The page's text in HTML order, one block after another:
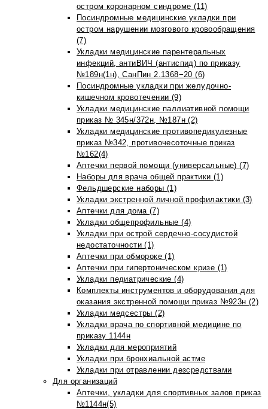
остром коронарном синдроме (11)
Посиндромные медицинские укладки при
остром нарушении мозгового кровообращения
(7)
Укладки медицинские парентеральных
инфекций, антиВИЧ (антиспид) по приказу
№189н(1н), СанПин 2.1368−20 (6)
Посиндромные укладки при желудочно-
кишечном кровотечении (9)
Укладки медицинские паллиативной помощи
приказ № 345н/372н, №187н (2)
Укладки медицинские противопедикулезные
приказ №342, противочесоточные приказ
№162(4)
Аптечки первой помощи (универсальные) (7)
Наборы для врача общей практики (1)
Фельдшерские наборы (1)
Укладки экстренной личной профилактики (3)
Аптечки для дома (7)
Укладки общепрофильные (4)
Укладки при острой сердечно-сосудистой
недостаточности (1)
Аптечки при обмороке (1)
Аптечки при гипертоническом кризе (1)
Укладки педиатрические (4)
Комплекты инструментов и оборудования для
оказания экстренной помощи приказ №923н (2)
Укладки медсестры (2)
Укладки врача по спортивной медицине по
приказу 1144н
Укладки для мероприятий
Укладки при бронхиальной астме
Укладки при отравлении дезсредствами
Для организаций
Аптечки, укладки для спортивных залов приказ
№1144н(5)